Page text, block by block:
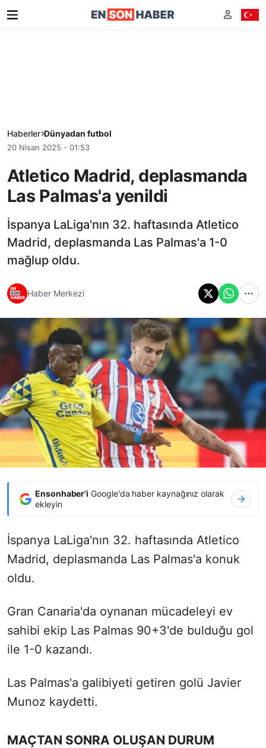
Haberler Dünyadan futbol
20 Nisan 2025 - 01:53
Atletico Madrid, deplasmanda
Las Palmas'a yenildi
İspanya LaLiga'nın 32. haftasında Atletico
Madrid, deplasmanda Las Palmas'a 1-0
mağlup oldu.
Haber Merkezi
Ensonhaber'i Google'da haber kaynağınız olarak
ekleyin
İspanya LaLiga'nın 32. haftasında Atletico
Madrid, deplasmanda Las Palmas'a konuk
oldu.
Gran Canaria'da oynanan mücadeleyi ev
sahibi ekip Las Palmas 90+3'de bulduğu gol
ile 1-0 kazandı.
Las Palmas'a galibiyeti getiren golü Javier
Munoz kaydetti.
MAÇTAN SONRA OLUŞAN DURUM